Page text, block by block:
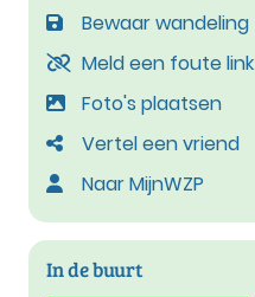
Bewaar wandeling
Meld een foute link
Foto's plaatsen
Vertel een vriend
Naar MijnWZP
In de buurt